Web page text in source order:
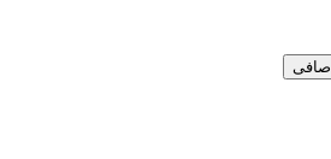
صافی